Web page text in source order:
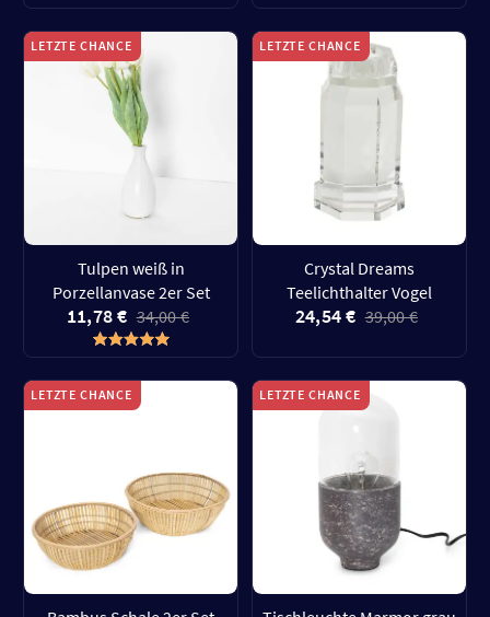
LETZTE CHANCE
Tulpen weiß in
Porzellanvase 2er Set
11,78 € 34,00 €
LETZTE CHANCE
Crystal Dreams
Teelichthalter Vogel
24,54 € 39,00 €
LETZTE CHANCE LETZTE CHANCE